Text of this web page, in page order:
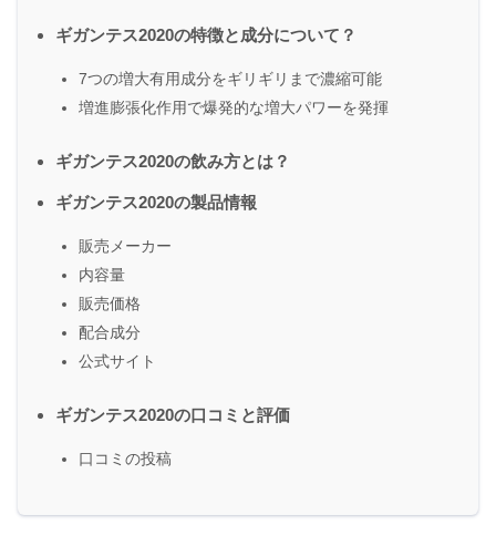
ギガンテス2020の特徴と成分について？
7つの増大有用成分をギリギリまで濃縮可能
増進膨張化作用で爆発的な増大パワーを発揮
ギガンテス2020の飲み方とは？
ギガンテス2020の製品情報
販売メーカー
内容量
販売価格
配合成分
公式サイト
ギガンテス2020の口コミと評価
口コミの投稿